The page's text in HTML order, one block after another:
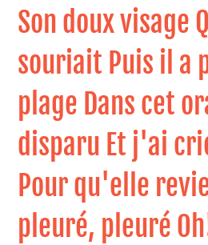
Son doux visage
souriait Puis il a
plage Dans cet
disparu Et j'ai
Pour qu'elle
pleuré, pleuré